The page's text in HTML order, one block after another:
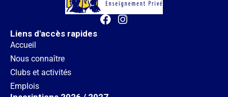
Liens d'accès rapides
Accueil
Nous connaître
Clubs et activités
Emplois